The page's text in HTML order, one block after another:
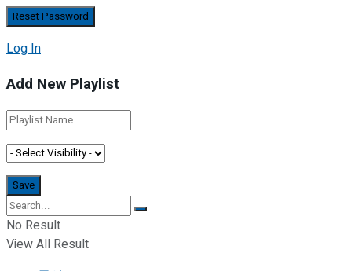
Log In
Add New Playlist
No Result
View All Result